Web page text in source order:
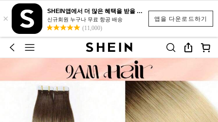
앱을 다운로드하기
×
SHEIN앱에서 더 많은 혜택을 받을 수 있어요.
신규회원 누구나 무료 항공 배송
(11,000)